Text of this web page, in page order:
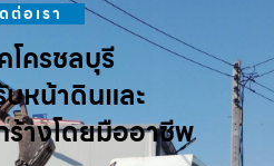
ต่อเรา
โครชลบุรี
หน้าดินและ
างโดยมืออาชีพ